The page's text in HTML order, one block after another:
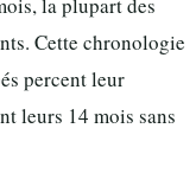
Cette chronologie
percent leur
leurs 14 mois sans